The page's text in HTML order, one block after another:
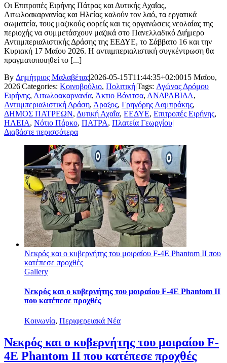
Οι Επιτροπές Ειρήνης Πάτρας και Δυτικής Αχαΐας,
Αιτωλοακαρνανίας και Ηλείας καλούν τον λαό, τα εργατικά
σωματεία, τους μαζικούς φορείς και τις οργανώσεις νεολαίας της
περιοχής να συμμετάσχουν μαζικά στο Πανελλαδικό Διήμερο
Αντιιμπεριαλιστικής Δράσης της ΕΕΔΥΕ, το Σάββατο 16 και την
Κυριακή 17 Μαΐου 2026. Η αντιιμπεριαλιστική συγκέντρωση θα
πραγματοποιηθεί το [...]
By Δημήτριος Μαλαβέτας|2026-05-15T11:44:35+02:0015 Μαΐου,
2026|Categories: Κοινοβούλιο, Πολιτική|Tags: Αγώνας Δρόμου
Ειρήνης, Αιτωλοακαρνανία, Άκτιο Βόνιτσα, ΑΝΔΡΑΒΙΔΑ,
Αντιιμπεριαλιστική Δράση, Άραξος, Γρηγόρης Λαμπράκης,
ΔΗΜΟΣ ΠΑΤΡΕΩΝ, Δυτική Αχαΐα, ΕΕΔΥΕ, Επιτροπές Ειρήνης,
ΗΛΕΙΑ, Νότιο Πάρκο, ΠΑΤΡΑ, Πλατεία Γεωργίου|
Διαβάστε περισσότερα
Νεκρός και ο κυβερνήτης του μοιραίου F-4E Phantom II που
κατέπεσε προχθές
Gallery
Νεκρός και ο κυβερνήτης του μοιραίου F-4E Phantom II
που κατέπεσε προχθές
Κοινωνία, Περιφερειακά Νέα
Νεκρός και ο κυβερνήτης του μοιραίου F-
4E Phantom II που κατέπεσε προχθές